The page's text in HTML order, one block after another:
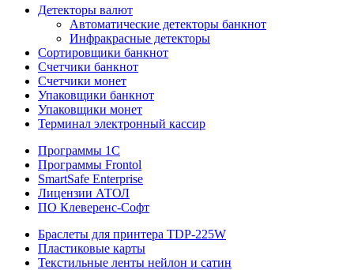
Детекторы валют
Автоматические детекторы банкнот
Инфракрасные детекторы
Сортировщики банкнот
Счетчики банкнот
Счетчики монет
Упаковщики банкнот
Упаковщики монет
Терминал электронный кассир
Программы 1C
Программы Frontol
SmartSafe Enterprise
Лицензии АТОЛ
ПО Клеверенс-Софт
Браслеты для принтера TDP-225W
Пластиковые карты
Текстильные ленты нейлон и сатин